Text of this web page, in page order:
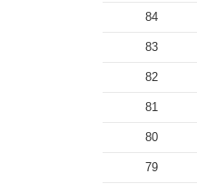
84
83
82
81
80
79